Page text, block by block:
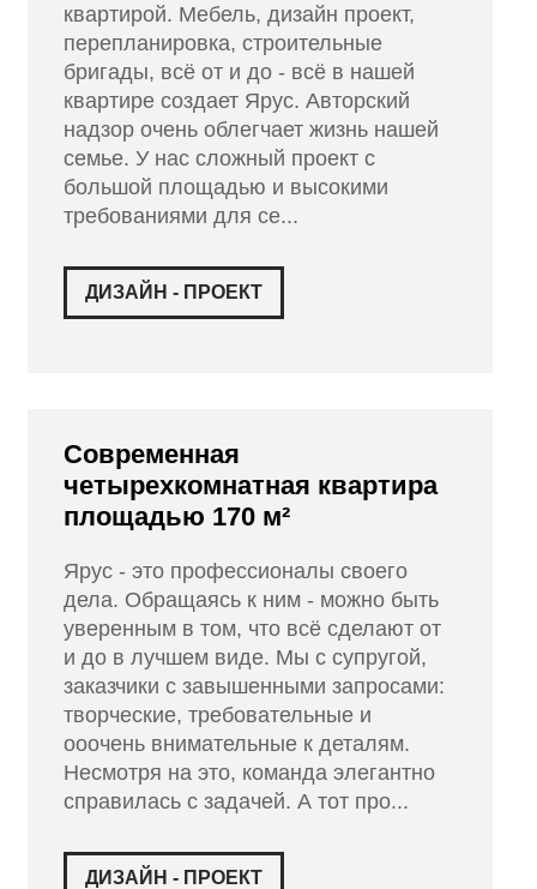
квартирой. Мебель, дизайн проект,
перепланировка, строительные
бригады, всё от и до - всё в нашей
квартире создает Ярус. Авторский
надзор очень облегчает жизнь нашей
семье. У нас сложный проект с
большой площадью и высокими
требованиями для се...
ДИЗАЙН - ПРОЕКТ
Современная
четырехкомнатная квартира
площадью 170 м²
Ярус - это профессионалы своего
дела. Обращаясь к ним - можно быть
уверенным в том, что всё сделают от
и до в лучшем виде. Мы с супругой,
заказчики с завышенными запросами:
творческие, требовательные и
ооочень внимательные к деталям.
Несмотря на это, команда элегантно
справилась с задачей. А тот про...
ДИЗАЙН - ПРОЕКТ